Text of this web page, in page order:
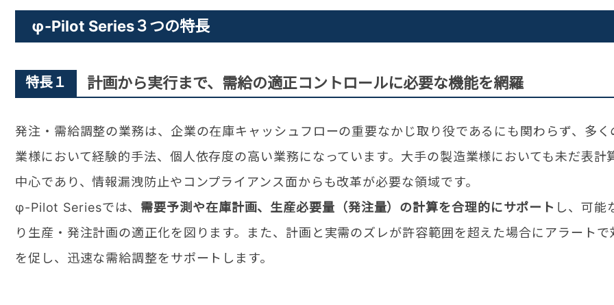
φ-Pilot Series３つの特長
特長１ 計画から実行まで、需給の適正コントロールに必要な機能を網羅
発注・需給調整の業務は、企業の在庫キャッシュフローの重要なかじ取り役であるにも関わらず、多く
業様において経験的手法、個人依存度の高い業務になっています。大手の製造業様においても未だ表計
中心であり、情報漏洩防止やコンプライアンス面からも改革が必要な領域です。
φ-Pilot Seriesでは、 需要予測や在庫計画、生産必要量（発注量）の計算を合理的にサポート し、可能
り生産・発注計画の適正化を図ります。また、計画と実需のズレが許容範囲を超えた場合にアラートで
を促し、迅速な需給調整をサポートします。